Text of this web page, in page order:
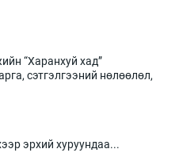
“Харанхуй хад”
сэтгэлгээний нөлөөлөл,
эрхий хуруундаа...